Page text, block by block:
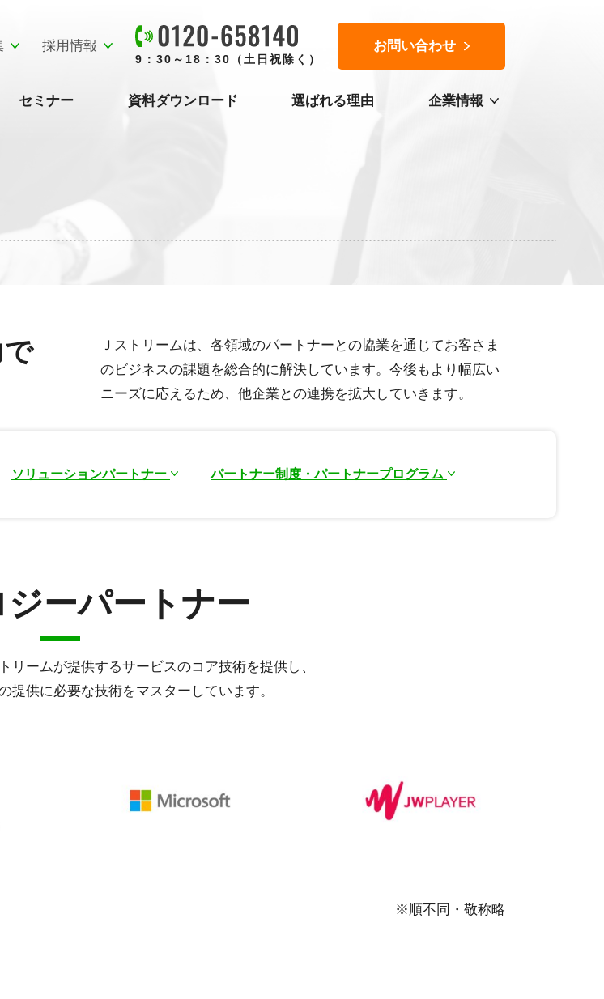
採用情報
9：30～18：30（土日祝除く）
お問い合わせ
セミナー 資料ダウンロード 選ばれる理由 企業情報
Ｊストリームは、各領域のパートナーとの協業を通じてお客さま
のビジネスの課題を総合的に解決しています。今後もより幅広い
ニーズに応えるため、他企業との連携を拡大していきます。
ソリューションパートナー パートナー制度・パートナープログラム
ーパートナー
リームが提供するサービスのコア技術を提供し、
提供に必要な技術をマスターしています。
※順不同・敬称略